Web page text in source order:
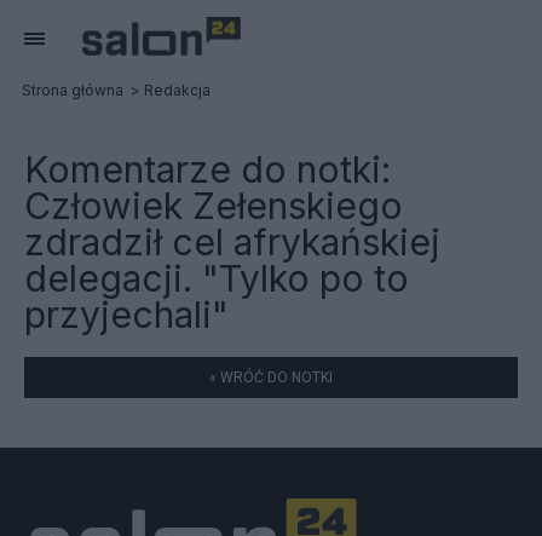
Strona główna Redakcja
Komentarze do notki:
Człowiek Zełenskiego
zdradził cel afrykańskiej
delegacji. "Tylko po to
przyjechali"
« WRÓĆ DO NOTKI